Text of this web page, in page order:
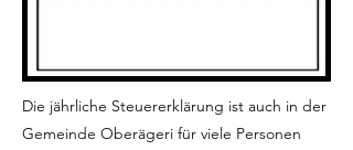
Die jährliche Steuererklärung ist auch in der
Gemeinde Oberägeri für viele Personen